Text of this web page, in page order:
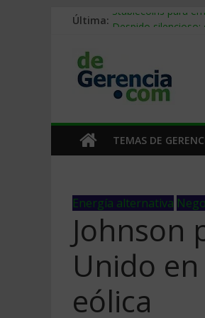
Última: Stablecoins para
Trabajo forzoso
Mercado hispano
TEMAS DE
Energía alternativa
Johnson
Unido
eólica